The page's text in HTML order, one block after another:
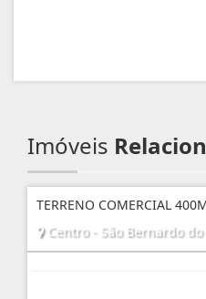
Imóveis
TERRENO COMERCIAL
Centro - São Bernardo do